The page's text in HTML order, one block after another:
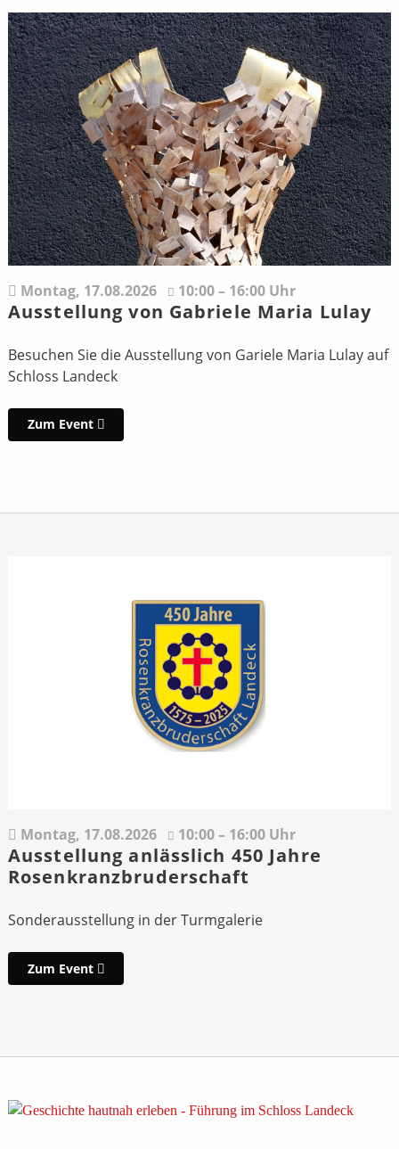
Montag, 17.08.2026 10:00 – 16:00 Uhr
Ausstellung von Gabriele Maria Lulay
Besuchen Sie die Ausstellung von Gariele Maria Lulay auf
Schloss Landeck
Zum Event
Montag, 17.08.2026 10:00 – 16:00 Uhr
Ausstellung anlässlich 450 Jahre
Rosenkranzbruderschaft
Sonderausstellung in der Turmgalerie
Zum Event